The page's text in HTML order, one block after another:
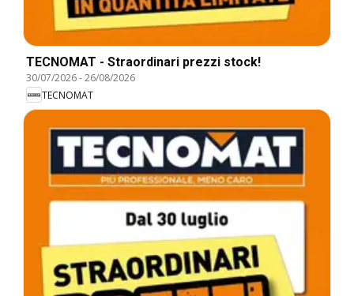
TECNOMAT - Straordinari prezzi stock!
30/07/2026-26/08/2026
TECNOMAT